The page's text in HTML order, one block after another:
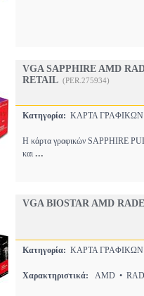
VGA SAPPHIRE AMD
RETAIL (PER.275934)
Κατηγορία: ΚΑΡΤΑ
Η κάρτα γραφικών SAPPHIRE
και ...
VGA BIOSTAR AMD
Κατηγορία: ΚΑΡΤΑ
Χαρακτηριστικά: AMD •